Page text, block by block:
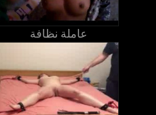
عاملة نظافة